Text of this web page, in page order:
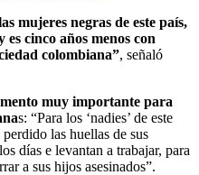
mujeres negras de este país,
cinco años menos con
colombiana”, señaló
muy importante para
s: “Para los ‘nadies’ de este
las huellas de sus
días e levantan a trabajar, para
a sus hijos asesinados”.